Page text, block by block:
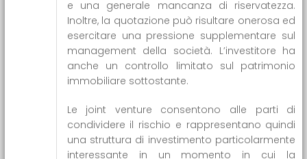
e una generale mancanza di riservatezza.
Inoltre, la quotazione può risultare onerosa ed
esercitare una pressione supplementare sul
management della società. L’investitore ha
anche un controllo limitato sul patrimonio
immobiliare sottostante.
Le joint venture consentono alle parti di
condividere il rischio e rappresentano quindi
una struttura di investimento particolarmente
interessante in un momento in cui la